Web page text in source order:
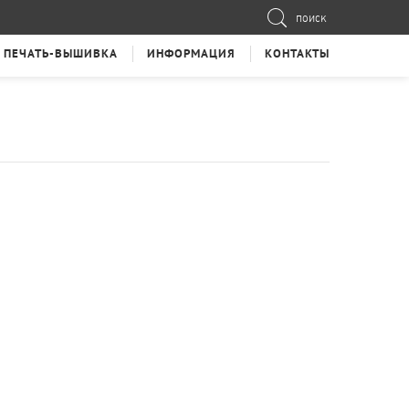
ПОИСК
ПЕЧАТЬ-ВЫШИВКА ИНФОРМАЦИЯ КОНТАКТЫ